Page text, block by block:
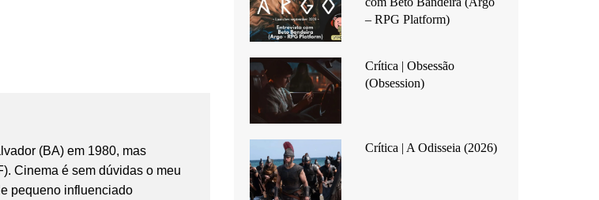
(BA) em 1980, mas
Cinema é sem dúvidas o meu
pequeno influenciado
– RPG Platform)
Crítica | Obsessão
(Obsession)
Crítica | A Odisseia (2026)